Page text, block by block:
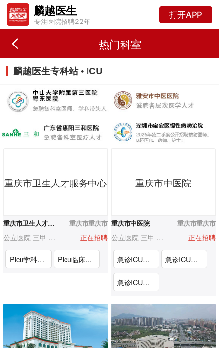
麟越医生
专注医院招聘22年
打开APP
热门科室
麟越医生专科站 • ICU
重庆市卫生人才服务中心
重庆市卫生人才服务中心 重庆市重庆市
公立医院 三甲 3000人以上正在招聘
Picu学科带头人（重庆市妇幼保健院） Picu临床骨干人才（重庆市妇幼保健院）
重庆市中医院
重庆市中医院 重庆市重庆市
公立医院 三甲 3000人以上正在招聘
急诊ICU（南）全职博士后 急诊ICU（南）中医师
急诊ICU（道）中医师